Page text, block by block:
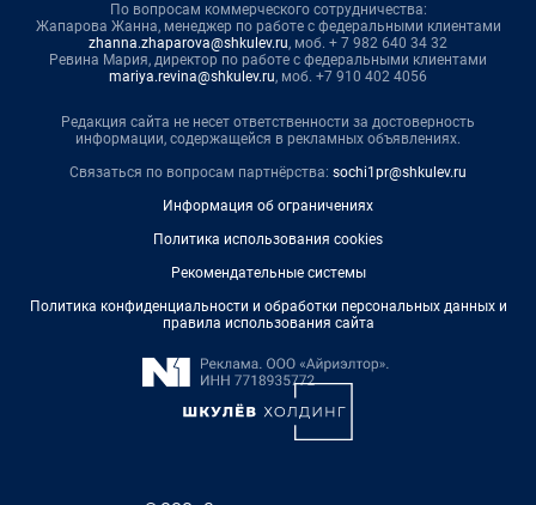
По вопросам коммерческого сотрудничества:
Жапарова Жанна, менеджер по работе с федеральными клиентами
zhanna.zhaparova@shkulev.ru, моб. + 7 982 640 34 32
Ревина Мария, директор по работе с федеральными клиентами
mariya.revina@shkulev.ru, моб. +7 910 402 4056
Редакция сайта не несет ответственности за достоверность
информации, содержащейся в рекламных объявлениях.
Связаться по вопросам партнёрства: sochi1pr@shkulev.ru
Информация об ограничениях
Политика использования cookies
Рекомендательные системы
Политика конфиденциальности и обработки персональных данных и
правила использования сайта